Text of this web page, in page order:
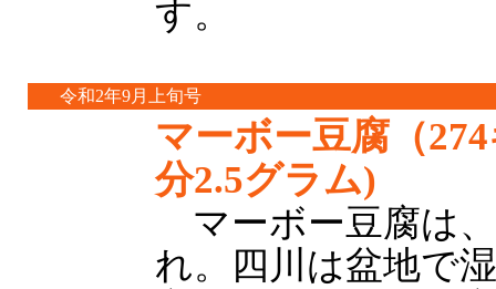
す。
令和2年9月上旬号
マーボー豆腐（
分2.5グラム)
マーボー豆腐は
れ。四川は盆地で